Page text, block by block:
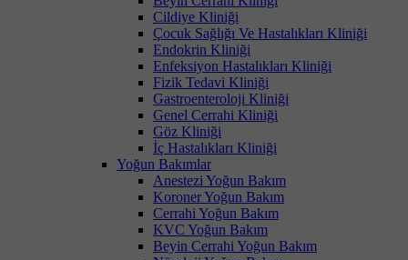
Cildiye Kliniği
Çocuk Sağlığı Ve Hastalıkları Kliniği
Endokrin Kliniği
Enfeksiyon Hastalıkları Kliniği
Fizik Tedavi Kliniği
Gastroenteroloji Kliniği
Genel Cerrahi Kliniği
Göz Kliniği
İç Hastalıkları Kliniği
Yoğun Bakımlar
Anestezi Yoğun Bakım
Koroner Yoğun Bakım
Cerrahi Yoğun Bakım
KVC Yoğun Bakım
Beyin Cerrahi Yoğun Bakım